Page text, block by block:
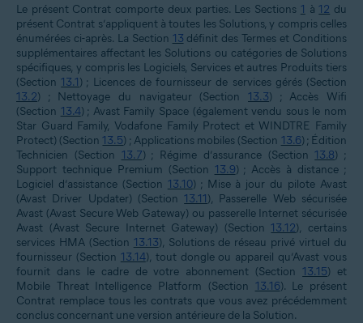
Le présent Contrat comporte deux parties. Les Sections 1 à 12 du
présent Contrat s’appliquent à toutes les Solutions, y compris celles
énumérées ci-après. La Section 13 définit des Termes et Conditions
supplémentaires affectant les Solutions ou catégories de Solutions
spécifiques, y compris les Logiciels, Services et autres Produits tiers
(Section 13.1) ; Licences de fournisseur de services gérés (Section
13.2) ; Nettoyage du navigateur (Section 13.3) ; Accès Wifi
(Section 13.4) ; Avast Family Space (également vendu sous le nom
Star Guard Family, Vodafone Family Protect et WINDTRE Family
Protect) (Section 13.5) ; Applications mobiles (Section 13.6) ; Édition
Technicien (Section 13.7) ; Régime d’assurance (Section 13.8) ;
Support technique Premium (Section 13.9) ; Accès à distance ;
Logiciel d’assistance (Section 13.10) ; Mise à jour du pilote Avast
(Avast Driver Updater) (Section 13.11), Passerelle Web sécurisée
Avast (Avast Secure Web Gateway) ou passerelle Internet sécurisée
Avast (Avast Secure Internet Gateway) (Section 13.12), certains
services HMA (Section 13.13), Solutions de réseau privé virtuel du
fournisseur (Section 13.14), tout dongle ou appareil qu’Avast vous
fournit dans le cadre de votre abonnement (Section 13.15) et
Mobile Threat Intelligence Platform (Section 13.16). Le présent
Contrat remplace tous les contrats que vous avez précédemment
conclus concernant une version antérieure de la Solution.